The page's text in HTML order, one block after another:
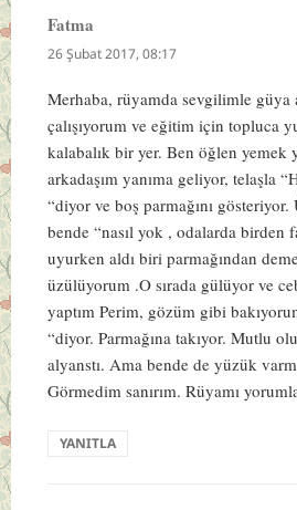
Fatma
ki:
26 Şubat 2017, 08:17
Merhaba, rüyamda sevgilimle güya
çalışıyorum ve eğitim için topluca
kalabalık bir yer. Ben öğlen yemek
arkadaşım yanıma geliyor, telaşla
“diyor ve boş parmağını
bende “nasıl yok , odalarda birden
uyurken aldı biri parmağından
üzülüyorum .O sırada gülüyor ve
yaptım Perim, gözüm gibi
“diyor. Parmağına takıyor. Mutlu
alyanstı. Ama bende de yüzük
Görmedim sanırım. Rüyamı
YANITLA